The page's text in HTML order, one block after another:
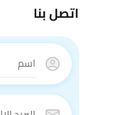
اتصل بنا